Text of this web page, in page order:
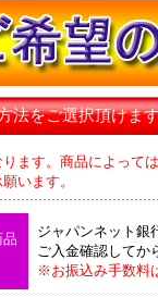
法をご選択頂けま
ます。商品によって
います。
ジャパンネット銀
ご入金確認してか
※お振込み手数料